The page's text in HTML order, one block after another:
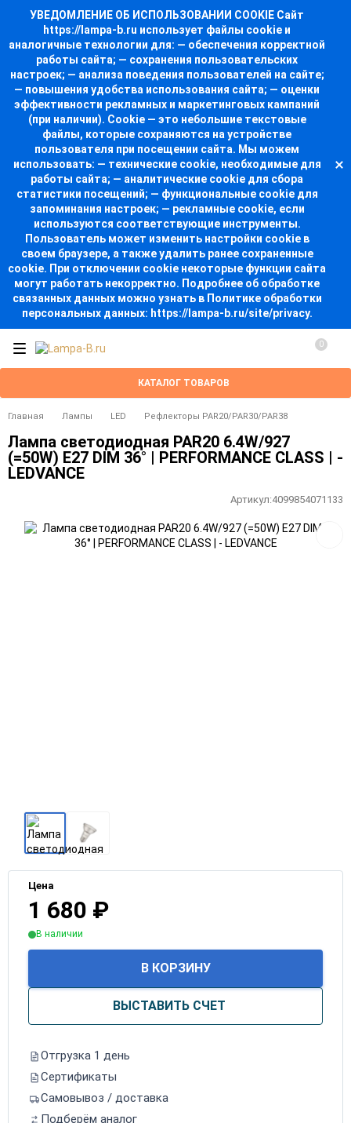
УВЕДОМЛЕНИЕ ОБ ИСПОЛЬЗОВАНИИ COOKIE Сайт
https://lampa-b.ru использует файлы cookie и
аналогичные технологии для: — обеспечения корректной
работы сайта; — сохранения пользовательских
настроек; — анализа поведения пользователей на сайте;
— повышения удобства использования сайта; — оценки
эффективности рекламных и маркетинговых кампаний
(при наличии). Cookie — это небольшие текстовые
файлы, которые сохраняются на устройстве
пользователя при посещении сайта. Мы можем
использовать: — технические cookie, необходимые для
работы сайта; — аналитические cookie для сбора
статистики посещений; — функциональные cookie для
запоминания настроек; — рекламные cookie, если
используются соответствующие инструменты.
Пользователь может изменить настройки cookie в
своем браузере, а также удалить ранее сохраненные
cookie. При отключении cookie некоторые функции сайта
могут работать некорректно. Подробнее об обработке
связанных данных можно узнать в Политике обработки
персональных данных: https://lampa-b.ru/site/privacy.
КАТАЛОГ ТОВАРОВ
0
Главная Лампы LED Рефлекторы PAR20/PAR30/PAR38
Лампа светодиодная PAR20 6.4W/927
(=50W) E27 DIM 36° | PERFORMANCE CLASS | -
LEDVANCE
Артикул:4099854071133
Цена
1 680 ₽
В наличии
В КОРЗИНУ
ВЫСТАВИТЬ СЧЕТ
Отгрузка 1 день
Сертификаты
Самовывоз / доставка
Подберём аналог